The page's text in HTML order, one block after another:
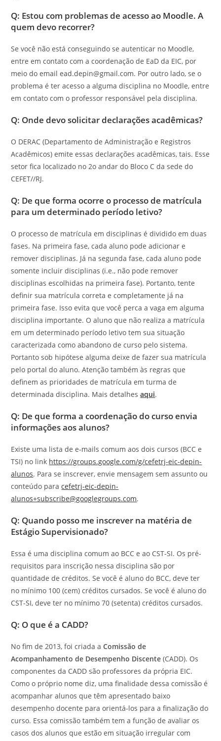
Q: Estou com problemas de acesso ao Moodle. A
quem devo recorrer?
Se você não está conseguindo se autenticar no Moodle,
entre em contato com a coordenação de EaD da EIC, por
meio do email ead.depin@gmail.com. Por outro lado, se o
problema é ter acesso a alguma disciplina no Moodle, entre
em contato com o professor responsável pela disciplina.
Q: Onde devo solicitar declarações acadêmicas?
O DERAC (Departamento de Administração e Registros
Acadêmicos) emite essas declarações acadêmicas, tais. Esse
setor fica localizado no 2o andar do Bloco C da sede do
CEFET//RJ.
Q: De que forma ocorre o processo de matrícula
para um determinado período letivo?
O processo de matrícula em disciplinas é dividido em duas
fases. Na primeira fase, cada aluno pode adicionar e
remover disciplinas. Já na segunda fase, cada aluno pode
somente incluir disciplinas (i.e., não pode remover
disciplinas escolhidas na primeira fase). Portanto, tente
definir sua matrícula correta e completamente já na
primeira fase. Isso evita que você perca a vaga em alguma
disciplina importante. O aluno que não realiza a matrícula
em um determinado período letivo tem sua situação
caracterizada como abandono de curso pelo sistema.
Portanto sob hipótese alguma deixe de fazer sua matrícula
pelo portal do aluno. Atenção também às regras que
definem as prioridades de matrícula em turma de
determinada disciplina. Mais detalhesaqui.
Q: De que forma a coordenação do curso envia
informações aos alunos?
Existe uma lista de e-mails comum aos dois cursos (BCC e
TSI) no link https://groups.google.com/g/cefetrj-eic-depin-
alunos. Para se inscrever, envie mensagem sem assunto ou
conteúdo paracefetrj-eic-depin-
alunos+subscribe@googlegroups.com.
Q: Quando posso me inscrever na matéria de
Estágio Supervisionado?
Essa é uma disciplina comum ao BCC e ao CST-SI. Os pré-
requisitos para inscrição nessa disciplina são por
quantidade de créditos. Se você é aluno do BCC, deve ter
no mínimo 100 (cem) créditos cursados. Se você é aluno do
CST-SI, deve ter no mínimo 70 (setenta) créditos cursados.
Q: O que é a CADD?
No fim de 2013, foi criada aComissão de
Acompanhamento de Desempenho Discente (CADD). Os
componentes da CADD são professores da própria EIC.
Como o próprio nome diz, uma finalidade dessa comissão é
acompanhar alunos que têm apresentado baixo
desempenho docente para orientá-los para a finalização do
curso. Essa comissão também tem a função de avaliar os
casos dos alunos que estão em situação irregular com